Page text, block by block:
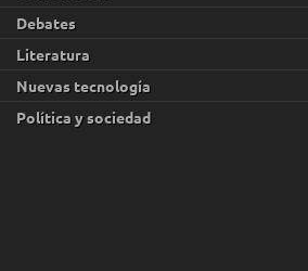
Debates
Literatura
Nuevas tecnología
Política y sociedad